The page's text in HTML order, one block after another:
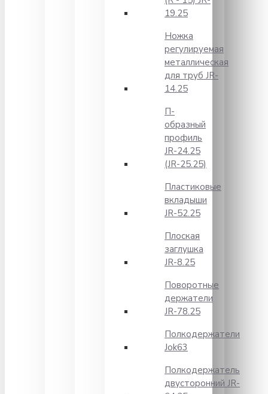
19.25
Ножка
регулируемая
металлическая
для труб JR-
14.25
П-
образный
профиль
JR-24.25
(JR-25.25)
Пластиковые
вкладыши
JR-52.25
Плоская
заглушка
JR-8.25
Поворотные
держатели
JR-78.25
Полкодержатели
Jok63
Полкодержатель
двусторонний JR-